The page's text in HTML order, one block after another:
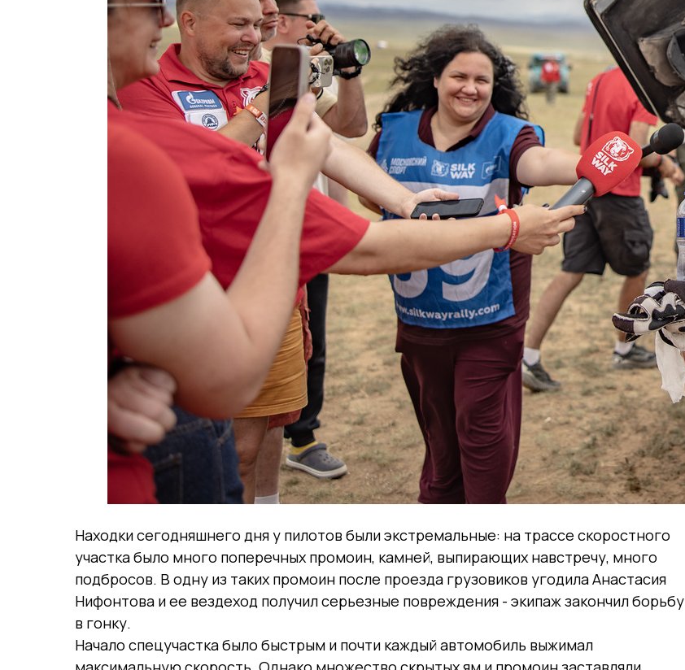
Находки сегодняшнего дня у пилотов были экстремальные: на трассе скоростного
участка было много поперечных промоин, камней, выпирающих навстречу, много
подбросов. В одну из таких промоин после проезда грузовиков угодила Анастасия
Нифонтова и ее вездеход получил серьезные повреждения - экипаж закончил борьбу
в гонку.
Начало спецучастка было быстрым и почти каждый автомобиль выжимал